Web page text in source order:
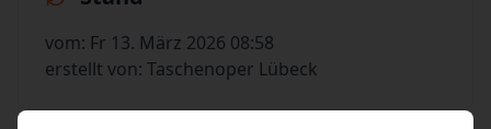
vom: Fr 13. März 2026 08:58
erstellt von: Taschenoper Lübeck